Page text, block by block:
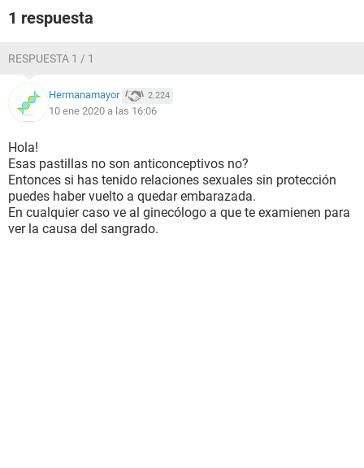
1 respuesta
RESPUESTA 1 / 1
Hermanamayor 2.224
10 ene 2020 a las 16:06
Hola!
Esas pastillas no son anticonceptivos no?
Entonces si has tenido relaciones sexuales sin protección
puedes haber vuelto a quedar embarazada.
En cualquier caso ve al ginecólogo a que te examienen para
ver la causa del sangrado.